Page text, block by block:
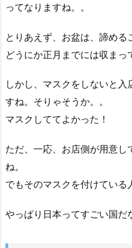
ってなりますね。。
とりあえず、お盆は、諦める
どうにか正月までには収まっ
しかし、マスクをしないと
すね。そりゃそうか。。
マスクしててよかった！
ただ、一応、お店側が用意し
ね。
でもそのマスクを付けている
やっぱり日本ってすごい国だ